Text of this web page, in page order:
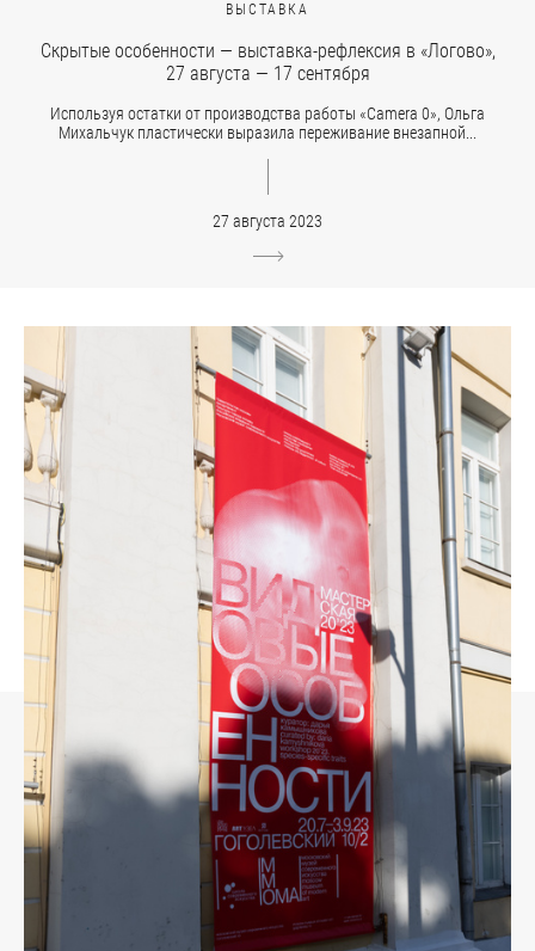
ВЫСТАВКА
Скрытые особенности — выставка-рефлексия в «Логово»,
27 августа — 17 сентября
Используя остатки от производства работы «Camera 0», Ольга
Михальчук пластически выразила переживание внезапной...
27 августа 2023